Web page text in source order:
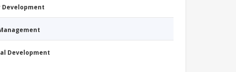
Development
Development